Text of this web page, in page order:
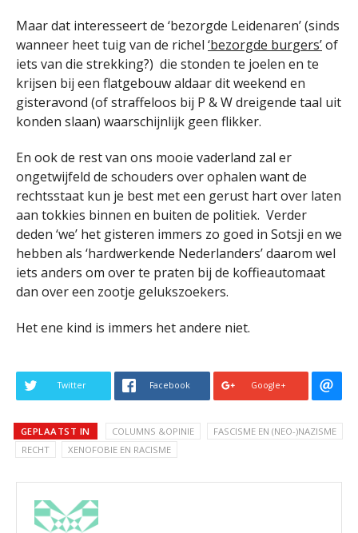
Maar dat interesseert de ‘bezorgde Leidenaren’ (sinds
wanneer heet tuig van de richel ‘bezorgde burgers’of
iets van die strekking?) die stonden te joelen en te
krijsen bij een flatgebouw aldaar dit weekend en
gisteravond (of straffeloos bij P & W dreigende taal uit
konden slaan) waarschijnlijk geen flikker.
En ook de rest van ons mooie vaderland zal er
ongetwijfeld de schouders over ophalen want de
rechtsstaat kun je best met een gerust hart over laten
aan tokkies binnen en buiten de politiek. Verder
deden ‘we’ het gisteren immers zo goed in Sotsji en we
hebben als ‘hardwerkende Nederlanders’ daarom wel
iets anders om over te praten bij de koffieautomaat
dan over een zootje gelukszoekers.
Het ene kind is immers het andere niet.
Twitter Facebook Google+
GEPLAATST IN COLUMNS &OPINIE
FASCISME EN (NEO-)NAZISME
RECHT
XENOFOBIE EN RACISME